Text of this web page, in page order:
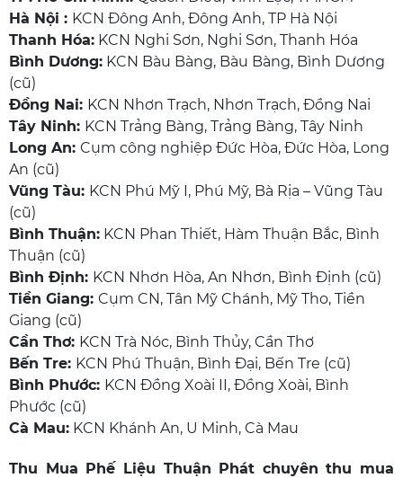
Hà Nội : KCN Đông Anh, Đông Anh, TP Hà Nội
Thanh Hóa: KCN Nghi Sơn, Nghi Sơn, Thanh Hóa
Bình Dương: KCN Bàu Bàng, Bàu Bàng, Bình Dương
(cũ)
Đồng Nai: KCN Nhơn Trạch, Nhơn Trạch, Đồng Nai
Tây Ninh: KCN Trảng Bàng, Trảng Bàng, Tây Ninh
Long An: Cụm công nghiệp Đức Hòa, Đức Hòa, Long
An (cũ)
Vũng Tàu: KCN Phú Mỹ I, Phú Mỹ, Bà Rịa – Vũng Tàu
(cũ)
Bình Thuận: KCN Phan Thiết, Hàm Thuận Bắc, Bình
Thuận (cũ)
Bình Định: KCN Nhơn Hòa, An Nhơn, Bình Định (cũ)
Tiền Giang: Cụm CN, Tân Mỹ Chánh, Mỹ Tho, Tiền
Giang (cũ)
Cần Thơ: KCN Trà Nóc, Bình Thủy, Cần Thơ
Bến Tre: KCN Phú Thuận, Bình Đại, Bến Tre (cũ)
Bình Phước: KCN Đồng Xoài II, Đồng Xoài, Bình
Phước (cũ)
Cà Mau: KCN Khánh An, U Minh, Cà Mau
Thu Mua Phế Liệu Thuận Phát chuyênthu mua